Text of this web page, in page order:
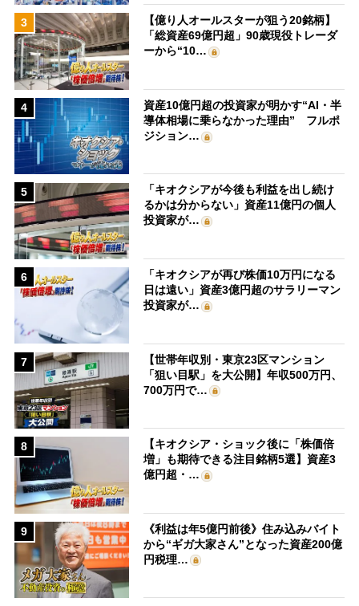
3
【億り人オールスターが狙う20銘柄】
「総資産69億円超」90歳現役トレーダ
ーから“10…
4
資産10億円超の投資家が明かす“AI・半
導体相場に乗らなかった理由” フルポ
ジション…
5
「キオクシアが今後も利益を出し続け
るかは分からない」資産11億円の個人
投資家が…
6
「キオクシアが再び株価10万円になる
日は遠い」資産3億円超のサラリーマン
投資家が…
7
【世帯年収別・東京23区マンション
「狙い目駅」を大公開】年収500万円、
700万円で…
8
【キオクシア・ショック後に「株価倍
増」も期待できる注目銘柄5選】資産3
億円超・…
9
《利益は年5億円前後》住み込みバイト
から“ギガ大家さん”となった資産200億
円税理…